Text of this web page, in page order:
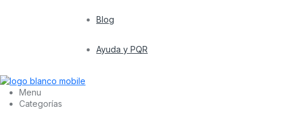
Blog
Ayuda y PQR
Menu
Categorías